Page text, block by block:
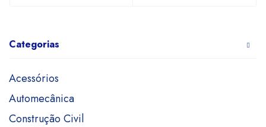
Categorias
Acessórios
Automecânica
Construção Civil